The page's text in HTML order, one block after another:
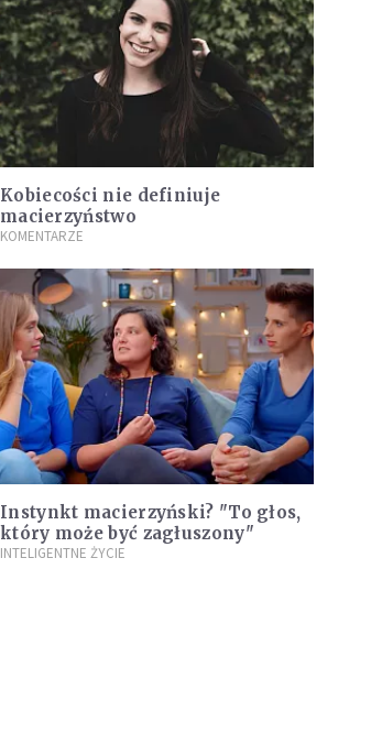
Kobiecości nie definiuje
macierzyństwo
KOMENTARZE
Instynkt macierzyński? "To głos,
który może być zagłuszony"
INTELIGENTNE ŻYCIE